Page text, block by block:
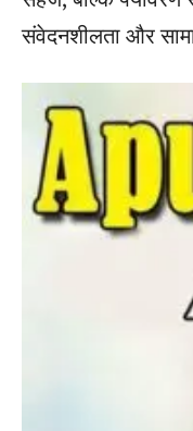
संवेदनशीलता और